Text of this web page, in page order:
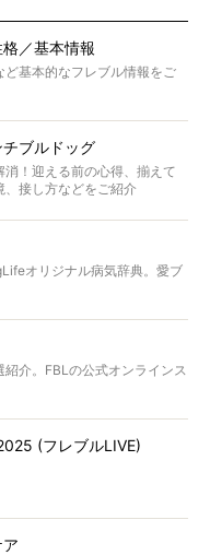
／基本情報
基本的なフレブル情報をご
ブルドッグ
！迎える前の心得、揃えて
、接し方などをご紹介
オリジナル病気辞典。愛ブ
介。FBLの公式オンラインス
(フレブルLIVE)
ア